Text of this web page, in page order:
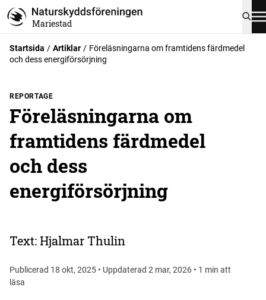
Mariestad
Startsida Artiklar
Föreläsningarna om framtidens färdmedel
och dess energiförsörjning
REPORTAGE
Föreläsningarna om
framtidens färdmedel
och dess
energiförsörjning
Text: Hjalmar Thulin
Publicerad 18 okt, 2025 • Uppdaterad 2 mar, 2026 • 1 min att
läsa